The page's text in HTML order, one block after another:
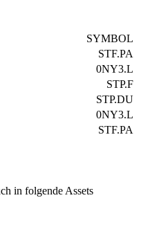
SYMBOL
STF.PA
0NY3.L
STP.F
STP.DU
0NY3.L
STF.PA
in folgende Assets